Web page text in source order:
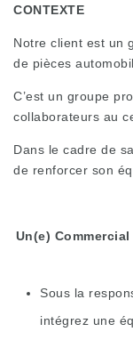
CONTEXTE
Notre client est un
de pièces
C’est un groupe
collaborateurs au
Dans le cadre de
de renforcer son
Un(e)
Sous la
intégrez une